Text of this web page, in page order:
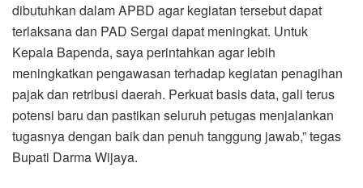
dibutuhkan dalam APBD agar kegiatan tersebut dapat
terlaksana dan PAD Sergai dapat meningkat. Untuk
Kepala Bapenda, saya perintahkan agar lebih
meningkatkan pengawasan terhadap kegiatan penagihan
pajak dan retribusi daerah. Perkuat basis data, gali terus
potensi baru dan pastikan seluruh petugas menjalankan
tugasnya dengan baik dan penuh tanggung jawab,” tegas
Bupati Darma Wijaya.